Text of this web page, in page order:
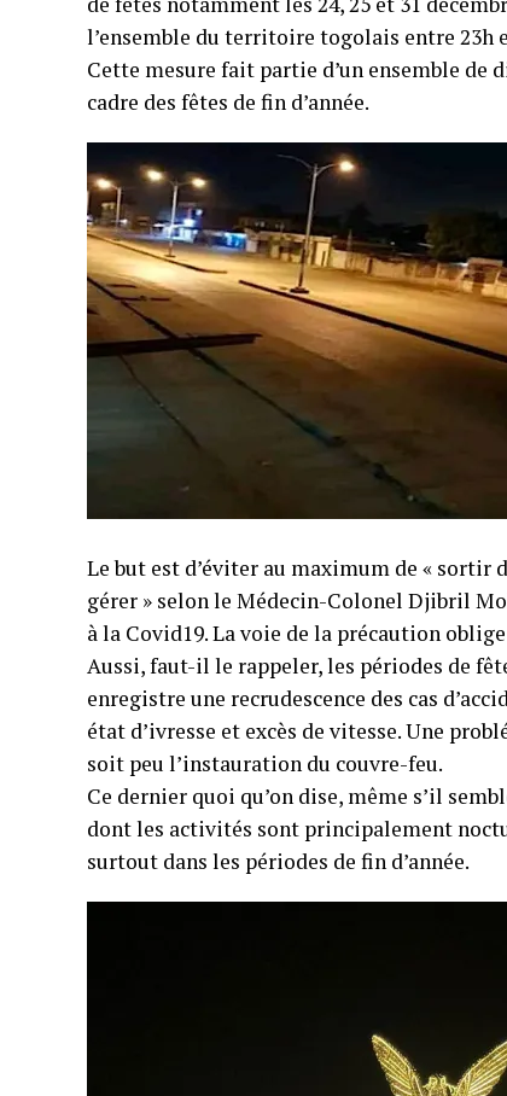
l’ensemble du territoire togolais entre 23h
Cette mesure fait partie d’un ensemble
cadre des fêtes de fin d’année.
Le but est d’éviter au maximum de « sortir
gérer » selon le Médecin-Colonel Djibril
à la Covid19. La voie de la précaution
Aussi, faut-il le rappeler, les périodes de
enregistre une recrudescence des cas
état d’ivresse et excès de vitesse. Une
soit peu l’instauration du couvre-feu.
Ce dernier quoi qu’on dise, même s’il
dont les activités sont principalement
surtout dans les périodes de fin d’année.